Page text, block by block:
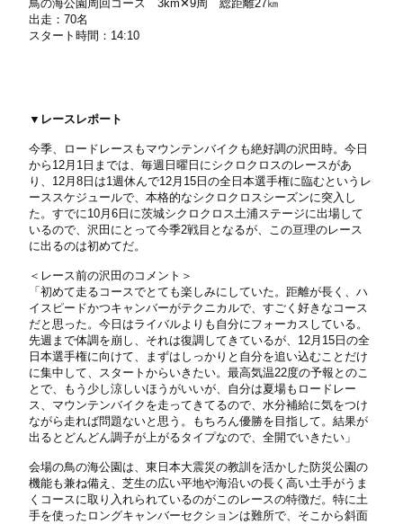
鳥の海公園周回コース 3km✕9周 総距離27㎞
出走：70名
スタート時間：14:10
▼レースレポート
今季、ロードレースもマウンテンバイクも絶好調の沢田時。今日
から12月1日までは、毎週日曜日にシクロクロスのレースがあ
り、12月8日は1週休んで12月15日の全日本選手権に臨むというレ
ーススケジュールで、本格的なシクロクロスシーズンに突入し
た。すでに10月6日に茨城シクロクロス土浦ステージに出場して
いるので、沢田にとって今季2戦目となるが、この亘理のレース
に出るのは初めてだ。
＜レース前の沢田のコメント＞
「初めて走るコースでとても楽しみにしていた。距離が長く、ハ
イスピードかつキャンバーがテクニカルで、すごく好きなコース
だと思った。今日はライバルよりも自分にフォーカスしている。
先週まで体調を崩し、それは復調してきているが、12月15日の全
日本選手権に向けて、まずはしっかりと自分を追い込むことだけ
に集中して、スタートからいきたい。最高気温22度の予報とのこ
とで、もう少し涼しいほうがいいが、自分は夏場もロードレー
ス、マウンテンバイクを走ってきてるので、水分補給に気をつけ
ながら走れば問題ないと思う。もちろん優勝を目指して。結果が
出るとどんどん調子が上がるタイプなので、全開でいきたい」
会場の鳥の海公園は、東日本大震災の教訓を活かした防災公園の
機能も兼ね備え、芝生の広い平地や海沿いの長く高い土手がうま
くコースに取り入れられているのがこのレースの特徴だ。特に土
手を使ったロングキャンバーセクションは難所で、そこから斜面